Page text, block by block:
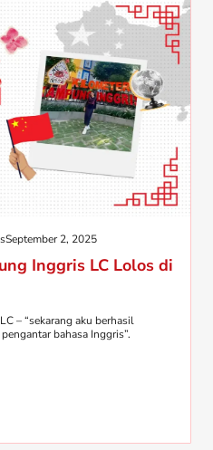
September 2, 2025
Inggris LC Lolos di
– “sekarang aku berhasil
bahasa Inggris”.